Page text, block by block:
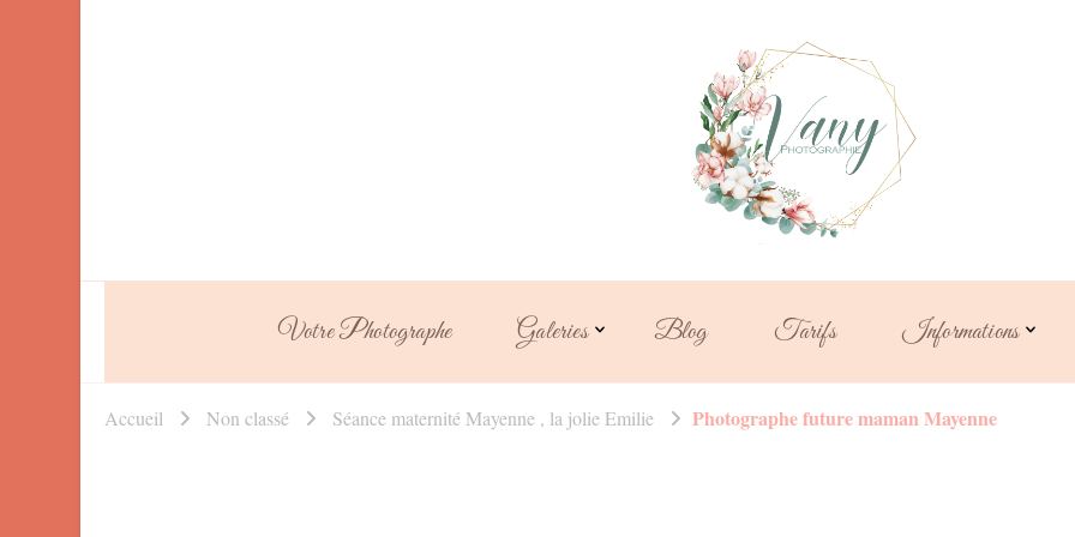
Vanessa
Votre Photographe Galeries Blog Tarifs Informations
Accueil Non classé Séance maternité Mayenne , la jolie Emilie Photographe future maman Mayenne